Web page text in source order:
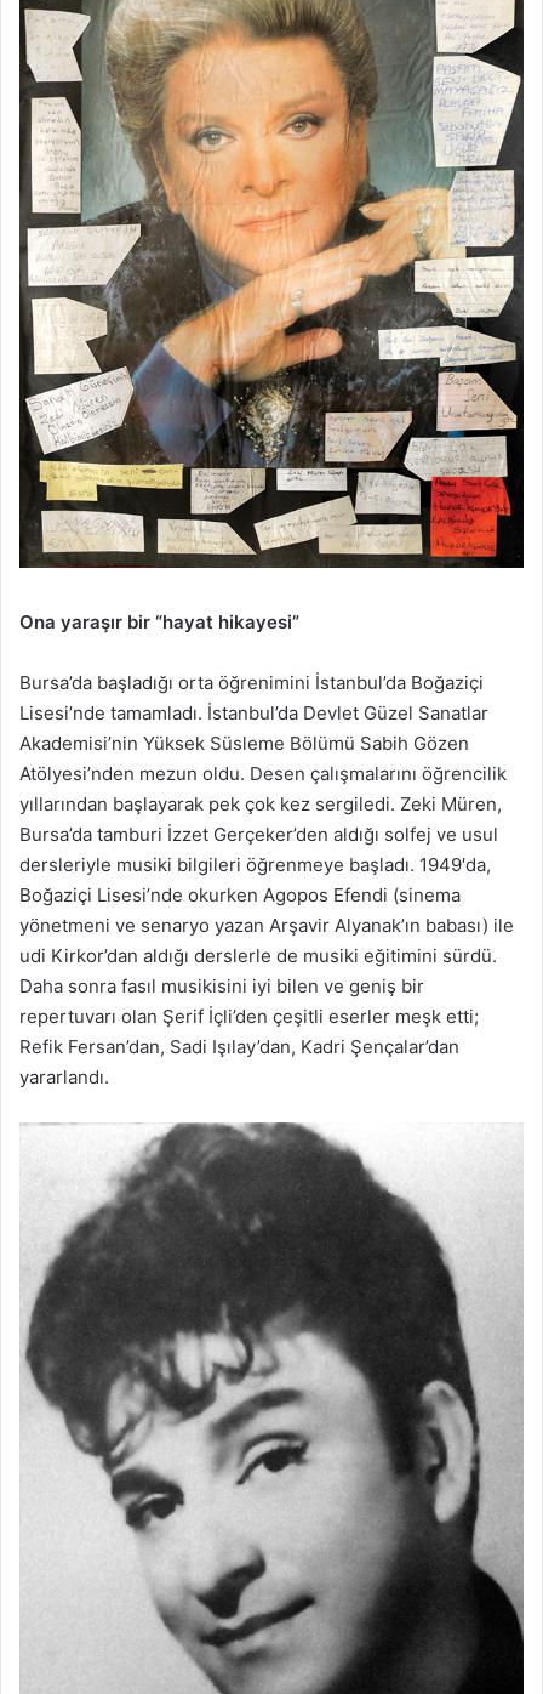
Ona yaraşır bir “hayat hikayesi”
Bursa’da başladığı orta öğrenimini İstanbul’da Boğaziçi
Lisesi’nde tamamladı. İstanbul’da Devlet Güzel Sanatlar
Akademisi’nin Yüksek Süsleme Bölümü Sabih Gözen
Atölyesi’nden mezun oldu. Desen çalışmalarını öğrencilik
yıllarından başlayarak pek çok kez sergiledi. Zeki Müren,
Bursa’da tamburi İzzet Gerçeker’den aldığı solfej ve usul
dersleriyle musiki bilgileri öğrenmeye başladı. 1949′da,
Boğaziçi Lisesi’nde okurken Agopos Efendi (sinema
yönetmeni ve senaryo yazan Arşavir Alyanak’ın babası) ile
udi Kirkor’dan aldığı derslerle de musiki eğitimini sürdü.
Daha sonra fasıl musikisini iyi bilen ve geniş bir
repertuvarı olan Şerif İçli’den çeşitli eserler meşk etti;
Refik Fersan’dan, Sadi Işılay’dan, Kadri Şençalar’dan
yararlandı.